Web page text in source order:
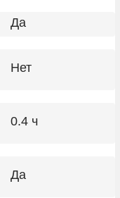
Да
Нет
0.4 ч
Да